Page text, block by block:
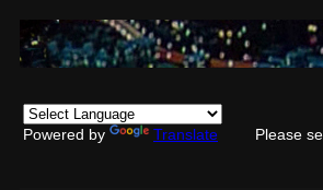
Powered by Translate Please